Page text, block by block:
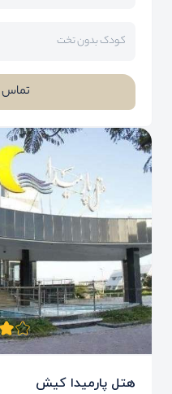
کودک بدون تخت
تماس
هتل پارمیدا کیش